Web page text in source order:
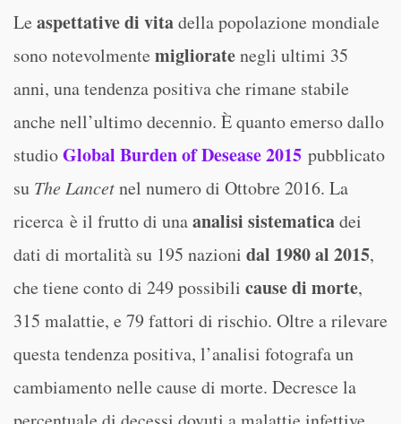
Le aspettative di vitadella popolazione mondiale
sono notevolmente miglioratenegli ultimi 35
anni, una tendenza positiva che rimane stabile
anche nell’ultimo decennio. È quanto emerso dallo
studioGlobal Burden of Desease 2015 pubblicato
su The Lancetnel numero di Ottobre 2016. La
ricerca è il frutto di unaanalisi sistematicadei
dati di mortalità su 195 nazioni dal 1980 al 2015,
che tiene conto di 249 possibili cause di morte,
315 malattie, e 79 fattori di rischio. Oltre a rilevare
questa tendenza positiva, l’analisi fotografa un
cambiamento nelle cause di morte. Decresce la